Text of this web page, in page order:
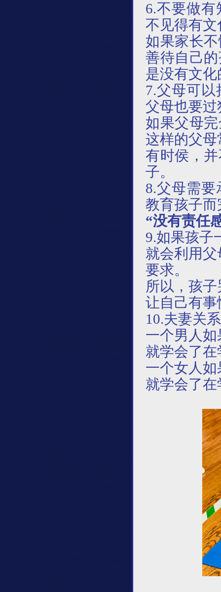
6.不要做有
不见得有文
如果家长
善待自己
是没有文化
7.父母可
父母也要
如果父母
这样的父
有时侯，
子。
8.父母需要
教育孩子
“没有责任
9.如果孩子
就会利用
要求。
所以，孩
让自己有
10.夫妻关
一个男人
就学会了
一个女人
就学会了